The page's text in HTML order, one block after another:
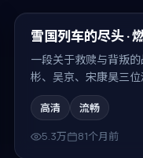
精选
雪国列车的尽头 ·
一段关于救赎与背叛
彬、吴京、宋康昊三
性，结局耐人寻味。
高清
流畅
5.3万
81个月前